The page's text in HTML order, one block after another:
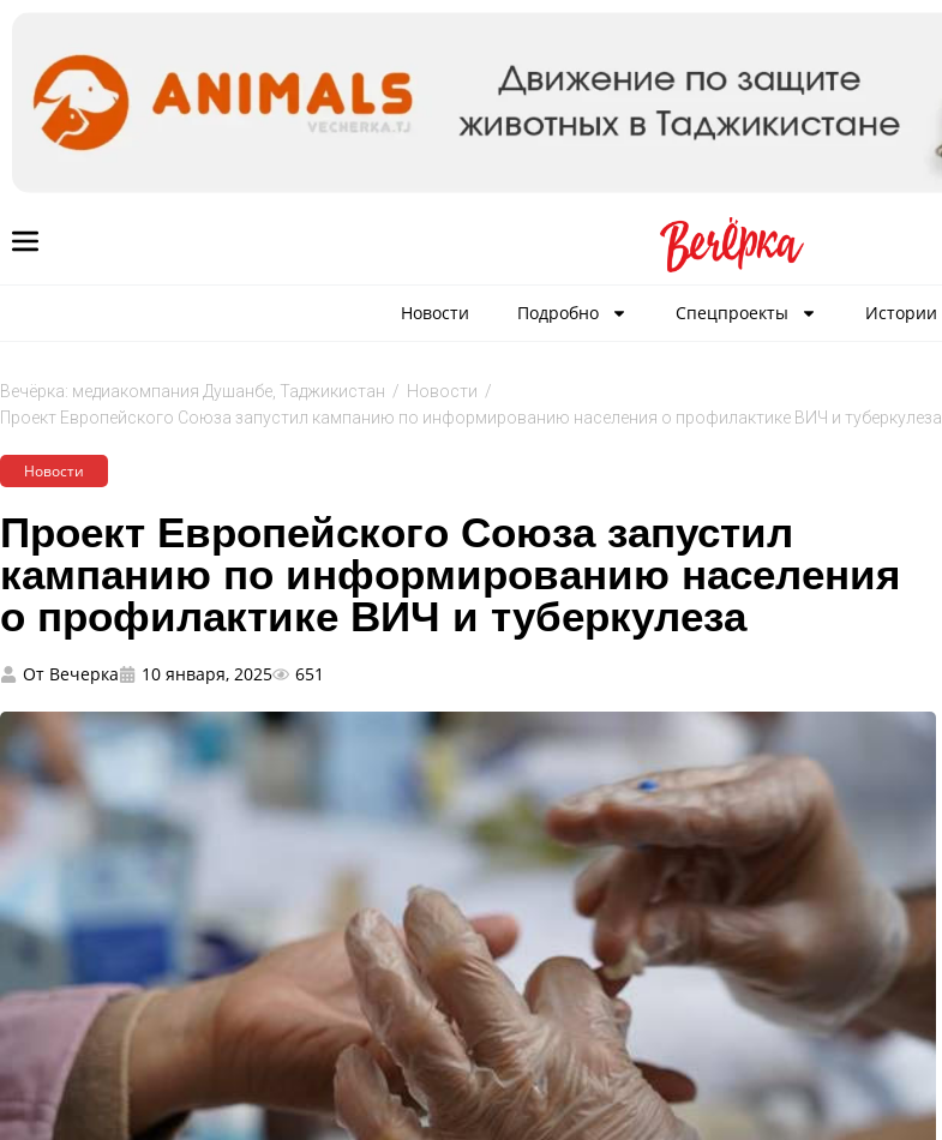
Новости Подробно Спецпроекты Истории
Вечёрка: медиакомпания Душанбе, Таджикистан / Новости /
Проект Европейского Союза запустил кампанию по информированию населения о профилактике ВИЧ и туберкулеза
Новости
Проект Европейского Союза запустил
кампанию по информированию населения
о профилактике ВИЧ и туберкулеза
От Вечерка 10 января, 2025 651